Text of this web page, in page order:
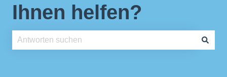
Ihnen helfen?